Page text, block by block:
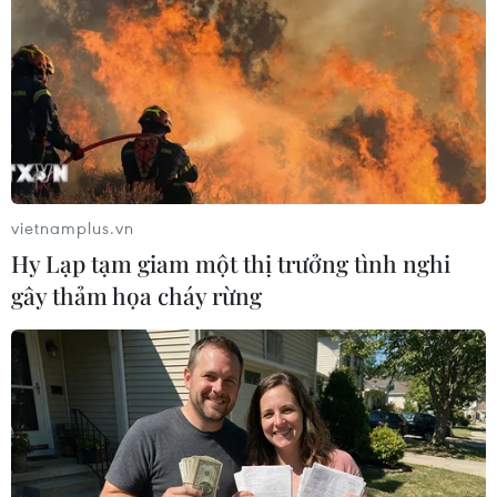
tạm giữ hình sự Minh và Quyến về hành vi
cưỡng đoạt tài sản theo điều 170 Bộ luật Hình sự
để tiếp tục điều tra làm rõ vụ việc./.
(TTXVN/Vietnam+)
vietnamplus.vn
Hy Lạp tạm giam một thị trưởng tình nghi
gây thảm họa cháy rừng